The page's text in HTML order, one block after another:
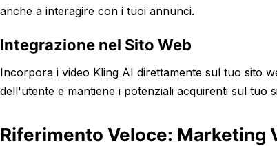
anche a interagire con i tuoi annunci.
Integrazione nel Sito Web
Incorpora i video Kling AI direttamente sul tuo sito
dell'utente e mantiene i potenziali acquirenti sul tuo
Riferimento Veloce: Marketing